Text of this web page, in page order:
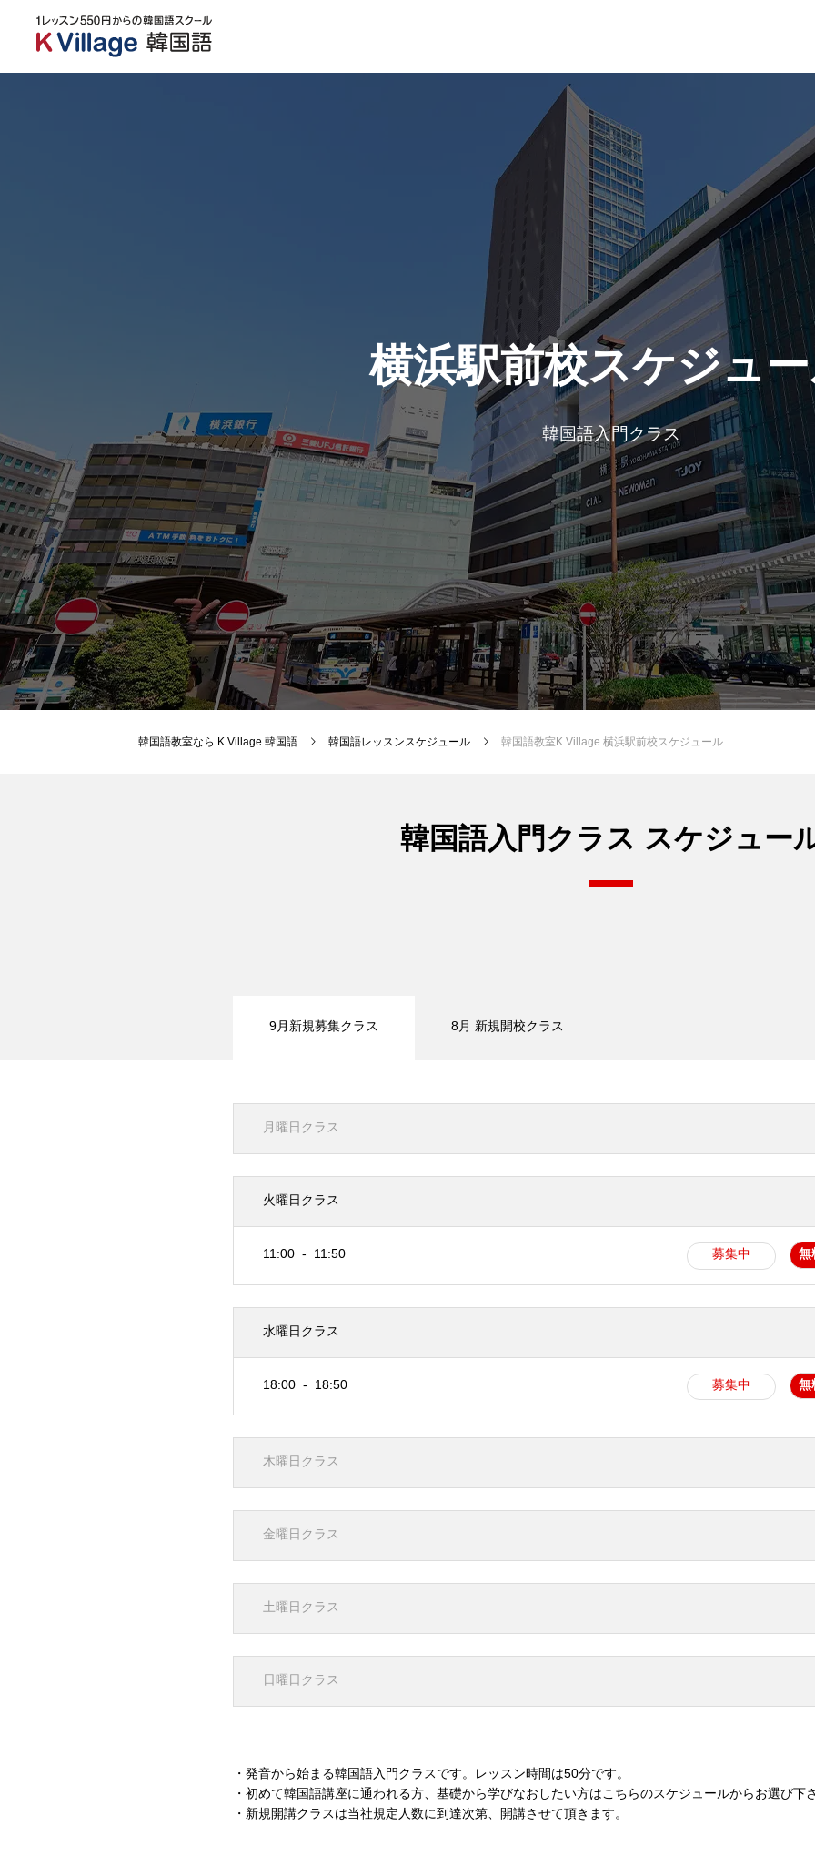
横浜駅前校スケジュ
韓国語入門クラス
韓国語教室なら K Village 韓国語 韓国語レッスンスケジュール 韓国語教室K Village 横浜駅前校スケジュール
韓国語入門クラス スケジュー
9月新規募集クラス 8月 新規開校クラス
月曜日クラス
火曜日クラス
11:00 11:50 募集中 無
水曜日クラス
18:00 18:50 募集中 無
木曜日クラス
金曜日クラス
土曜日クラス
日曜日クラス
・発音から始まる韓国語入門クラスです。レッスン時間は50分です。
・初めて韓国語講座に通われる方、基礎から学びなおしたい方はこちらのスケジュールからお選び下
・新規開講クラスは当社規定人数に到達次第、開講させて頂きます。